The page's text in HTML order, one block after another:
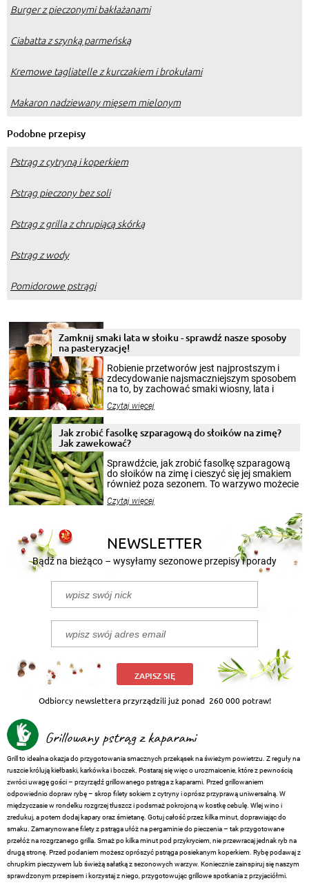
Burger z pieczonymi bakłażanami
Ciabatta z szynką parmeńską
Kremowe tagliatelle z kurczakiem i brokułami
Makaron nadziewany mięsem mielonym
Podobne przepisy
Pstrąg z cytryną i koperkiem
Pstrąg pieczony bez soli
Pstrąg z grilla z chrupiącą skórką
Pstrąg z wody
Pomidorowe pstrągi
Zamknij smaki lata w słoiku - sprawdź nasze sposoby
na pasteryzację!
Robienie przetworów jest najprostszym i
zdecydowanie najsmaczniejszym sposobem
na to, by zachować smaki wiosny, lata i
krajobrazów, by cieszyć nimi oko w sezonie
pełni poczuć atmosferę cieplejszych
miesięcy. Przygotowanie słoików ze
patenty, które pozwolą zachować świeżość
przetworów.
Czytaj więcej
Jak zrobić fasolkę szparagową do słoików na zimę?
Jak zawekować?
Sprawdźcie, jak zrobić fasolkę szparagową
do słoików na zimę i cieszyć się jej smakiem
również poza sezonem. To warzywo możecie
nasze propozycje!
Czytaj więcej
NEWSLETTER
Bądź na bieżąco – wysyłamy sezonowe przepisy i porady
ZAPISZ SIĘ
Odbiorcy newslettera przyrządzili już ponad 260 000 potraw!
Grillowany pstrąg z kaparami
Grill to idealna okazja do przygotowania smacznych przekąsek na świeżym powietrzu. Z reguły na
ruszcie królują kiełbaski, karkówka i boczek. Postaraj się więc o urozmaicenie, które z pewnością
zwróci uwagę gości – przyrządź grillowanego pstrąga z kaparami. Przed grillowaniem
odpowiednio dopraw rybę – skrop filety sokiem z cytryny i oprósz przyprawą uniwersalną. W
międzyczasie w rondelku rozgrzej tłuszcz i podsmaż pokrojoną w kostkę cebulę. Wlej wino i
zredukuj, a potem dodaj kapary oraz śmietanę. Gotuj całość przez kilka minut, doprawiając do
smaku. Zamarynowane filety z pstrąga ułóż na pergaminie do pieczenia – tak przygotowane
przełóż na rozgrzanego grilla. Smaż po kilka minut pod przykryciem, nie przewracaj jednak ryb na
drugą stronę. Przed podaniem możesz oprószyć pstrąga posiekanym koperkiem. Rybę podawaj z
chrupkim pieczywem lub świeżą sałatką z sezonowych warzyw. Koniecznie zainspiruj się naszym
sprawdzonym przepisem i korzystaj z niego, przygotowując grillowe spotkania z przyjaciółmi.